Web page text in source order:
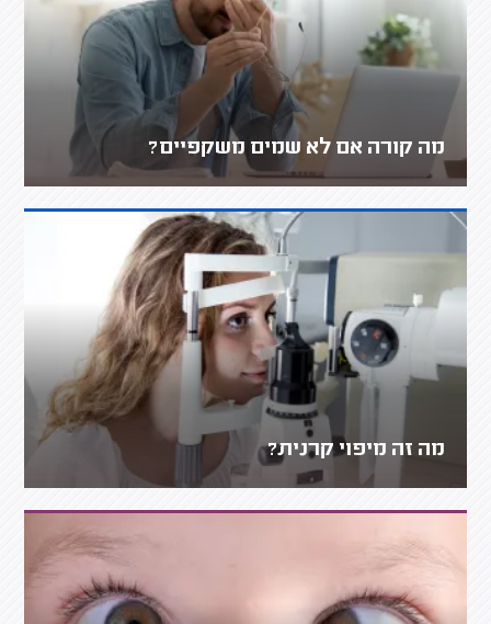
מה קורה אם לא שמים משקפיים?
מה זה מיפוי קרנית?